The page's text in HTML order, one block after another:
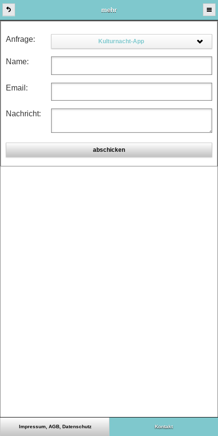
mehr
Anfrage: Kulturnacht-App
Name:
Email:
Nachricht:
abschicken
Impressum, AGB, Datenschutz Kontakt